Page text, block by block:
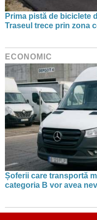
Prima pistă de biciclete
Traseul trece prin zona
ECONOMIC
Șoferii care transportă
categoria B vor avea